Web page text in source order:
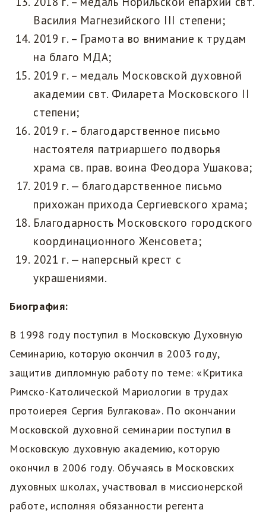
Василия Магнезийского III степени;
2019 г. – Грамота во внимание к трудам
на благо МДА;
2019 г. – медаль Московской духовной
академии свт. Филарета Московского II
степени;
2019 г. – благодарственное письмо
настоятеля патриаршего подворья
храма св. прав. воина Феодора Ушакова;
2019 г. — благодарственное письмо
прихожан прихода Сергиевского храма;
Благодарность Московского городского
координационного Женсовета;
2021 г. — наперсный крест с
украшениями.
Биография:
В 1998 году поступил в Московскую Духовную
Семинарию, которую окончил в 2003 году,
защитив дипломную работу по теме: «Критика
Римско-Католической Мариологии в трудах
протоиерея Сергия Булгакова». По окончании
Московской духовной семинарии поступил в
Московскую духовную академию, которую
окончил в 2006 году. Обучаясь в Московских
духовных школах, участвовал в миссионерской
работе, исполняя обязанности регента